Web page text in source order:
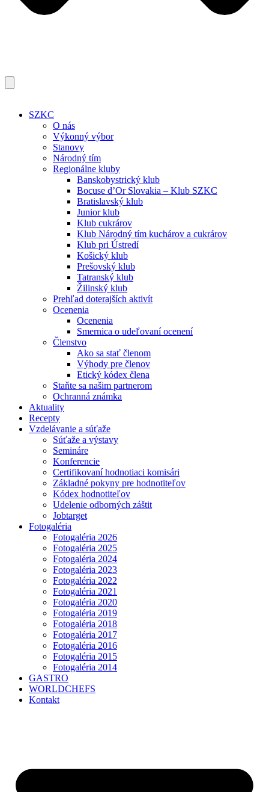
SZKC
O nás
Výkonný výbor
Stanovy
Národný tím
Regionálne kluby
Banskobystrický klub
Bocuse d’Or Slovakia – Klub SZKC
Bratislavský klub
Junior klub
Klub cukrárov
Klub Národný tím kuchárov a cukrárov
Klub pri Ústredí
Košický klub
Prešovský klub
Tatranský klub
Žilinský klub
Prehľad doterajších aktivít
Ocenenia
Ocenenia
Smernica o udeľovaní ocenení
Členstvo
Ako sa stať členom
Výhody pre členov
Etický kódex člena
Staňte sa našim partnerom
Ochranná známka
Aktuality
Recepty
Vzdelávanie a súťaže
Súťaže a výstavy
Semináre
Konferencie
Certifikovaní hodnotiaci komisári
Základné pokyny pre hodnotiteľov
Kódex hodnotiteľov
Udelenie odborných záštit
Jobtarget
Fotogaléria
Fotogaléria 2026
Fotogaléria 2025
Fotogaléria 2024
Fotogaléria 2023
Fotogaléria 2022
Fotogaléria 2021
Fotogaléria 2020
Fotogaléria 2019
Fotogaléria 2018
Fotogaléria 2017
Fotogaléria 2016
Fotogaléria 2015
Fotogaléria 2014
GASTRO
WORLDCHEFS
Kontakt